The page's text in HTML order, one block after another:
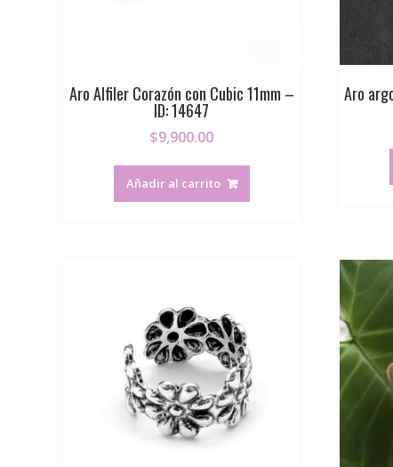
Aro Alfiler Corazón con Cubic 11mm –
ID: 14647
$9,900.00
Añadir al carrito
Aro